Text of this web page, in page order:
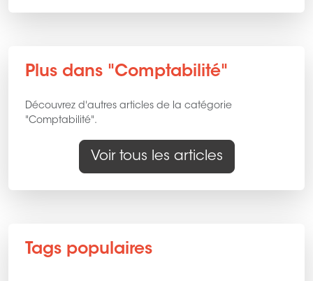
Plus dans "Comptabilité"
Découvrez d'autres articles de la catégorie
"Comptabilité".
Voir tous les articles
Tags populaires